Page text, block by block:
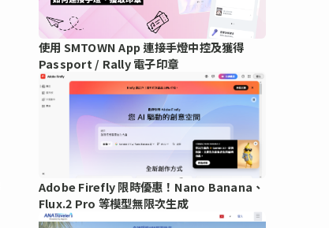
使用 SMTOWN App 連接手燈中控及獲得
Passport / Rally 電子印章
Adobe Firefly 限時優惠！Nano Banana、
Flux.2 Pro 等模型無限次生成